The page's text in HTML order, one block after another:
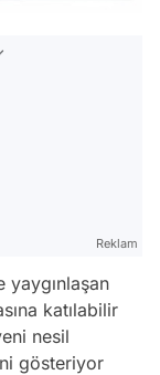
Reklam
yaygınlaşan
katılabilir
nesil
gösteriyor